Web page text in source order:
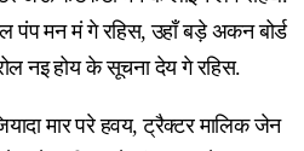
पंप मन मं गे रहिस, उहाँ बड़े अकन बोर्ड
नइ होय के सूचना देय गे रहिस.
मार परे हवय, ट्रैक्टर मालिक जेन